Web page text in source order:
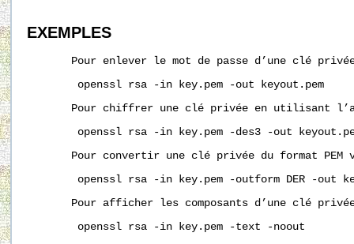
EXEMPLES
Pour enlever le mot de passe d’une clé
        openssl rsa -in key.pem -out keyout.pem
Pour chiffrer une clé privée en utilisant
openssl rsa -in key.pem -des3 -out
Pour convertir une clé privée du format PEM
openssl rsa -in key.pem -outform DER -out
Pour afficher les composants d’une clé
        openssl rsa -in key.pem -text -noout